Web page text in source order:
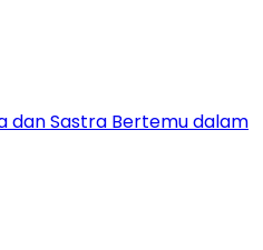
dan Sastra Bertemu dalam